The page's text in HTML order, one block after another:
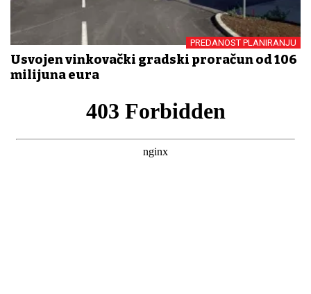
PREDANOST PLANIRANJU
Usvojen vinkovački gradski proračun od 106
milijuna eura